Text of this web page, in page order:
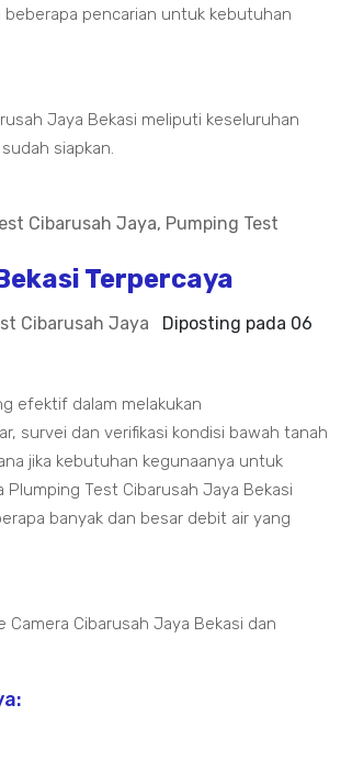
pencarian untuk kebutuhan
Jaya Bekasi meliputi keseluruhan
siapkan.
Terpercaya
Cibarusah Jaya Diposting pada 06
efektif dalam melakukan
survei dan verifikasi kondisi bawah tanah
jika kebutuhan kegunaanya untuk
Test Cibarusah Jaya Bekasi
banyak dan besar debit air yang
Cibarusah Jaya Bekasi dan